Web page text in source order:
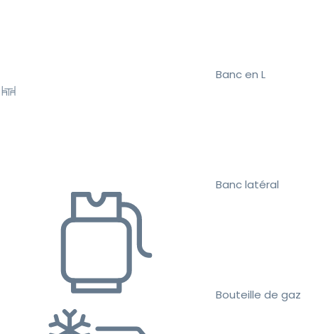
Banc en L
Banc latéral
Bouteille de gaz